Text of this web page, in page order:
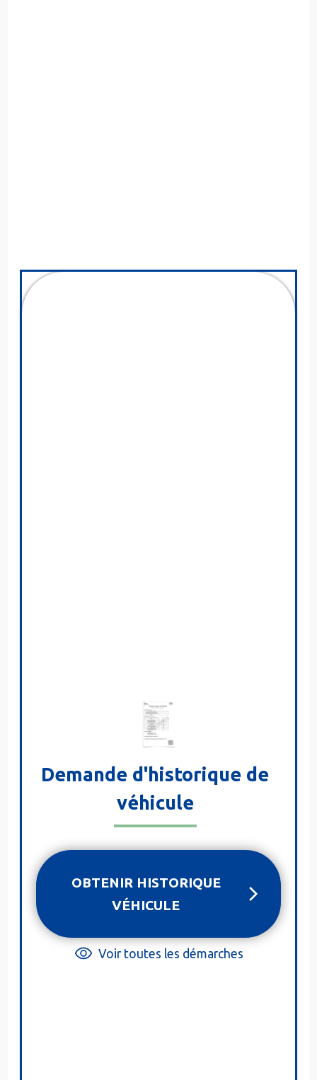
Demande d'historique de
véhicule
OBTENIR HISTORIQUE
VÉHICULE
Voir toutes les démarches